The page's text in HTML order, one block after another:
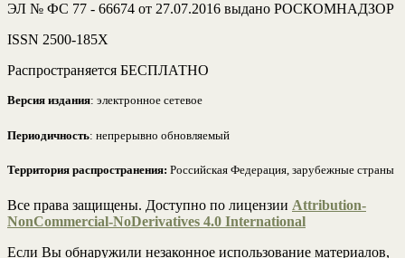
ЭЛ № ФС 77 - 66674 от 27.07.2016 выдано РОСКОМНАДЗОР
ISSN 2500-185Х
Распространяется БЕСПЛАТНО
Версия издания: электронное сетевое
Периодичность: непрерывно обновляемый
Территория распространения: Российская Федерация, зарубежные страны
Все права защищены. Доступно по лицензии Attribution-
NonCommercial-NoDerivatives 4.0 International
Если Вы обнаружили незаконное использование материалов,